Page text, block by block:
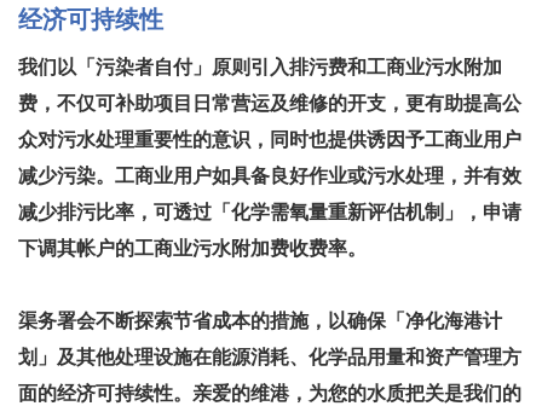
经济可持续性
我们以「污染者自付」原则引入排污费和工商业污水附加
费，不仅可补助项目日常营运及维修的开支，更有助提高公
众对污水处理重要性的意识，同时也提供诱因予工商业用户
减少污染。工商业用户如具备良好作业或污水处理，并有效
减少排污比率，可透过「化学需氧量重新评估机制」，申请
下调其帐户的工商业污水附加费收费率。
渠务署会不断探索节省成本的措施，以确保「净化海港计
划」及其他处理设施在能源消耗、化学品用量和资产管理方
面的经济可持续性。亲爱的维港，为您的水质把关是我们的